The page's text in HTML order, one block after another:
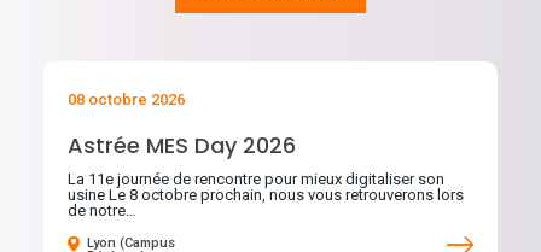
08 octobre 2026
Astrée MES Day 2026
La 11e journée de rencontre pour mieux digitaliser son
usine Le 8 octobre prochain, nous vous retrouverons lors
de notre…
Lyon (Campus